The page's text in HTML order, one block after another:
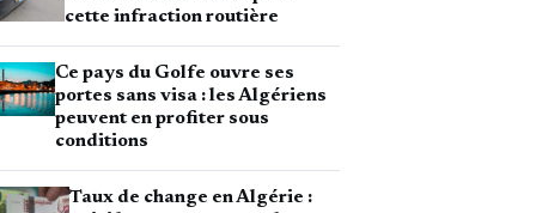
cette infraction routière
Ce pays du Golfe ouvre ses
portes sans visa : les Algériens
peuvent en profiter sous
conditions
Taux de change en Algérie :